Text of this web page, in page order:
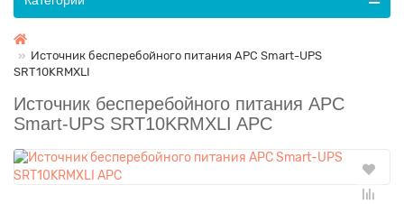
Источник бесперебойного питания APC Smart-UPS
SRT10KRMXLI
Источник бесперебойного питания APC
Smart-UPS SRT10KRMXLI APC